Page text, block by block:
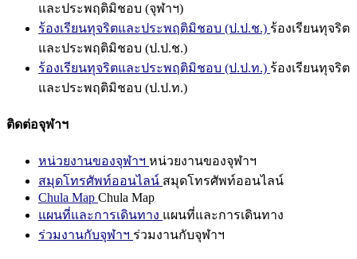
และประพฤติมิชอบ (จุฬาฯ)
ร้องเรียนทุจริตและประพฤติมิชอบ (ป.ป.ช.) ร้องเรียนทุจริต
และประพฤติมิชอบ (ป.ป.ช.)
ร้องเรียนทุจริตและประพฤติมิชอบ (ป.ป.ท.) ร้องเรียนทุจริต
และประพฤติมิชอบ (ป.ป.ท.)
ติดต่อจุฬาฯ
หน่วยงานของจุฬาฯ หน่วยงานของจุฬาฯ
สมุดโทรศัพท์ออนไลน์ สมุดโทรศัพท์ออนไลน์
Chula Map Chula Map
แผนที่และการเดินทาง แผนที่และการเดินทาง
ร่วมงานกับจุฬาฯ ร่วมงานกับจุฬาฯ